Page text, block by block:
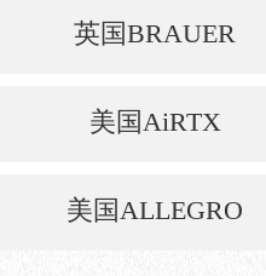
英国BRAUER
美国AiRTX
美国ALLEGRO